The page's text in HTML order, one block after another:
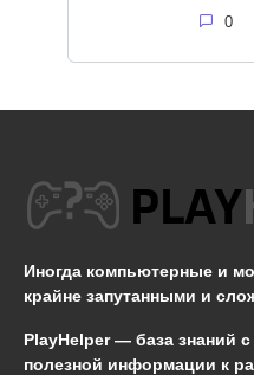
0
Иногда компьютерные и
крайне запутанными и
PlayHelper — база знаний
полезной информации к